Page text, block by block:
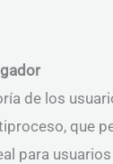
de los
que
para